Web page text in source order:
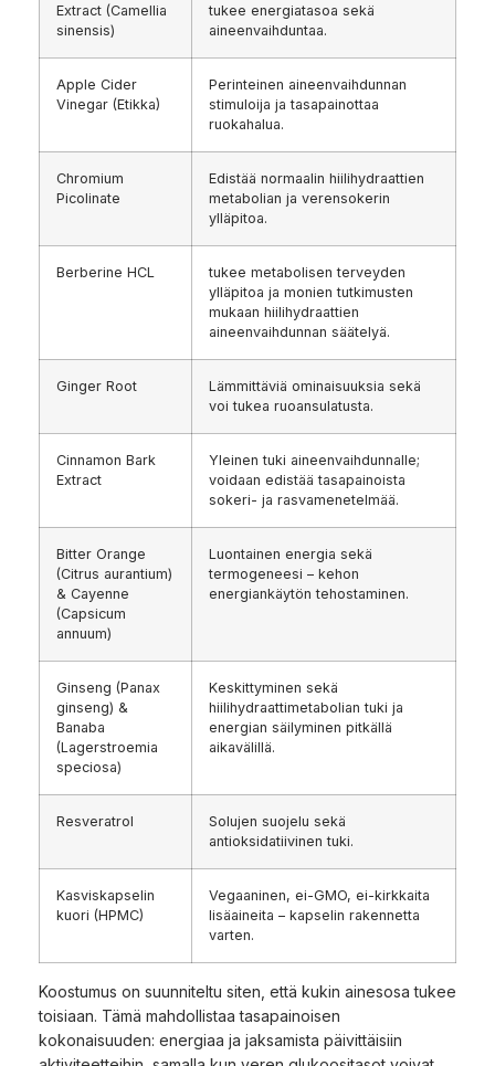
Extract (Camellia
sinensis)
tukee energiatasoa sekä
aineenvaihduntaa.
Apple Cider
Vinegar (Etikka)
Perinteinen aineenvaihdunnan
stimuloija ja tasapainottaa
ruokahalua.
Chromium
Picolinate
Edistää normaalin hiilihydraattien
metabolian ja verensokerin
ylläpitoa.
Berberine HCL
tukee metabolisen terveyden
ylläpitoa ja monien tutkimusten
mukaan hiilihydraattien
aineenvaihdunnan säätelyä.
Ginger Root
Lämmittäviä ominaisuuksia sekä
voi tukea ruoansulatusta.
Cinnamon Bark
Extract
Yleinen tuki aineenvaihdunnalle;
voidaan edistää tasapainoista
sokeri- ja rasvamenetelmää.
Bitter Orange
(Citrus aurantium)
& Cayenne
(Capsicum
annuum)
Luontainen energia sekä
termogeneesi – kehon
energiankäytön tehostaminen.
Ginseng (Panax
ginseng) &
Banaba
(Lagerstroemia
speciosa)
Keskittyminen sekä
hiilihydraattimetabolian tuki ja
energian säilyminen pitkällä
aikavälillä.
Resveratrol
Solujen suojelu sekä
antioksidatiivinen tuki.
Kasviskapselin
kuori (HPMC)
Vegaaninen, ei-GMO, ei-kirkkaita
lisäaineita – kapselin rakennetta
varten.
Koostumus on suunniteltu siten, että kukin ainesosa tukee
toisiaan. Tämä mahdollistaa tasapainoisen
kokonaisuuden: energiaa ja jaksamista päivittäisiin